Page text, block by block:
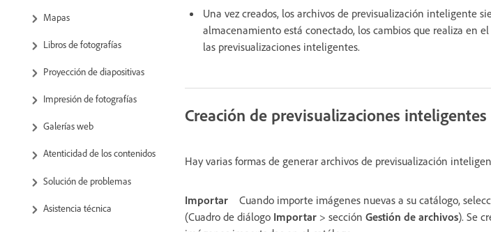
Mapas
Libros de fotografías
Proyección de diapositivas
Impresión de fotografías
Galerías web
Atenticidad de los contenidos
Solución de problemas
Asistencia técnica
Una vez creados, los archivos de previsualización inteligente
almacenamiento está conectado, los cambios que realiza en
las previsualizaciones inteligentes.
Creación de previsualizaciones inteligentes
Hay varias formas de generar archivos de previsualización
Importar Cuando importe imágenes nuevas a su catálogo,
(Cuadro de diálogo Importar > sección Gestión de archivos). Se